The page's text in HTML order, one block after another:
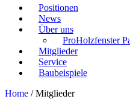
Positionen
News
Über uns
ProHolzfenster
Mitglieder
Service
Baubeispiele
Home /Mitglieder